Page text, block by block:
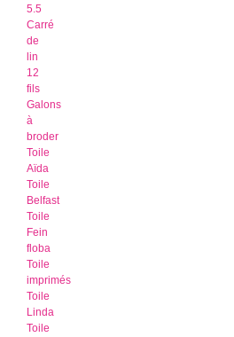
5.5
Carré
de
lin
12
fils
Galons
à
broder
Toile
Aïda
Toile
Belfast
Toile
Fein
floba
Toile
imprimés
Toile
Linda
Toile